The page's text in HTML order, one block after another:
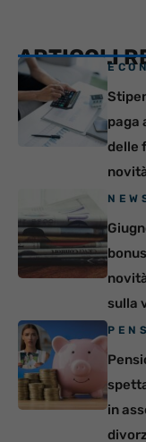
ARTICOLI
paga
delle
sulla
in